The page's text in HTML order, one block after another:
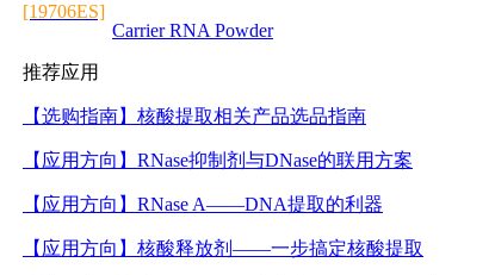
[19706ES]
Carrier RNA Powder
推荐应用
【选购指南】 核酸提取相关产品选品指南
【应用方向】 RNase抑制剂与DNase的联用方案
【应用方向】 RNase A——DNA提取的利器
【应用方向】 核酸释放剂——一步搞定核酸提取